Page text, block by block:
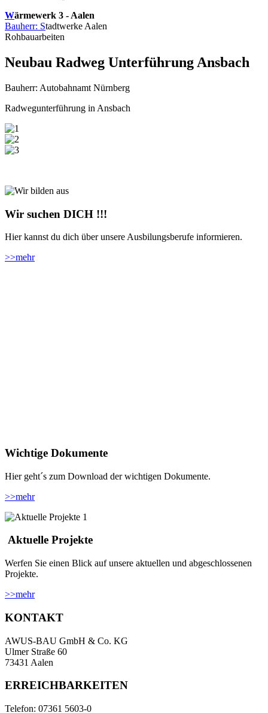
Wärmewerk 3 - Aalen
Bauherr: Stadtwerke Aalen
Rohbauarbeiten
Neubau Radweg Unterführung Ansbach
Bauherr: Autobahnamt Nürnberg
Radwegunterführung in Ansbach
Wir suchen DICH !!!
Hier kannst du dich über unsere Ausbilungsberufe informieren.
>>mehr
Wichtige Dokumente
Hier geht´s zum Download der wichtigen Dokumente.
>>mehr
Aktuelle Projekte
Werfen Sie einen Blick auf unsere aktuellen und abgeschlossenen
Projekte.
>>mehr
KONTAKT
AWUS-BAU GmbH & Co. KG
Ulmer Straße 60
73431 Aalen
ERREICHBARKEITEN
Telefon: 07361 5603-0